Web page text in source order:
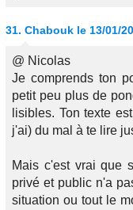
31. Chabouk le 13/01/
@ Nicolas
Je comprends ton
petit peu plus de
lisibles. Ton texte
j'ai) du mal à te lire
Mais c'est vrai que
privé et public n'a
situation ou tout le